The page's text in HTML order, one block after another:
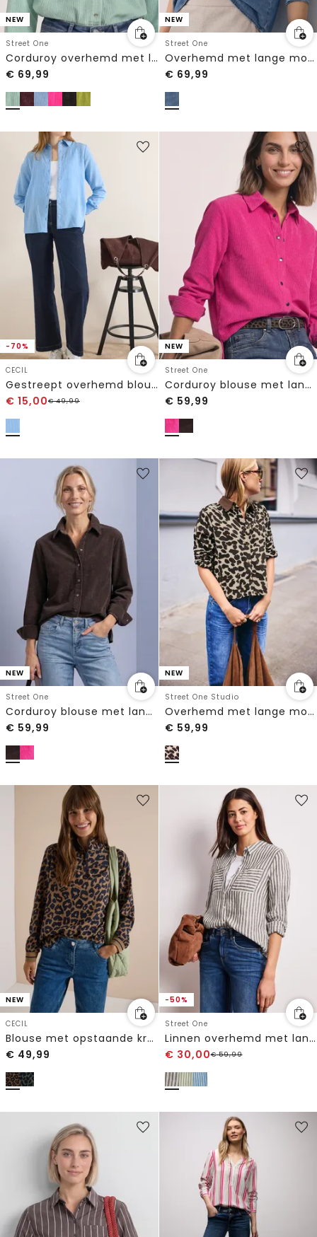
NEW
Street One
Corduroy overhemd met lange mouwen en knopen
€ 69,99
NEW
Street One
Overhemd met lange mouwen en borstzakken
€ 69,99
-70%
CECIL
Gestreept overhemd blouse
€ 15,00€49,99
NEW
Street One
Corduroy blouse met lange mouwen en knopen
€ 59,99
NEW
Street One
Corduroy blouse met lange mouwen en knopen
€ 59,99
NEW
Street One Studio
Overhemd met lange mouwen van corduroy met print
€ 59,99
NEW
CECIL
Blouse met opstaande kraag en ritssluiting
€ 49,99
-50%
Street One
Linnen overhemd met lange mouwen
€ 30,00€59,99